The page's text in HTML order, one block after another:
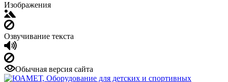
Изображения
Озвучивание текста
Обычная версия сайта